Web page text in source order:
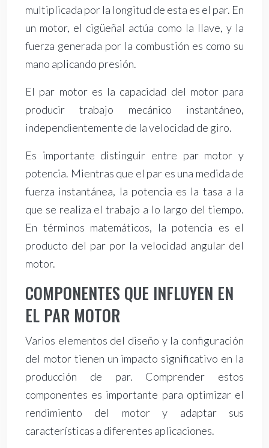
multiplicada por la longitud de esta es el par. En
un motor, el cigüeñal actúa como la llave, y la
fuerza generada por la combustión es como su
mano aplicando presión.
El par motor es la capacidad del motor para
producir trabajo mecánico instantáneo,
independientemente de la velocidad de giro.
Es importante distinguir entre par motor y
potencia. Mientras que el par es una medida de
fuerza instantánea, la potencia es la tasa a la
que se realiza el trabajo a lo largo del tiempo.
En términos matemáticos, la potencia es el
producto del par por la velocidad angular del
motor.
COMPONENTES QUE INFLUYEN EN
EL PAR MOTOR
Varios elementos del diseño y la configuración
del motor tienen un impacto significativo en la
producción de par. Comprender estos
componentes es importante para optimizar el
rendimiento del motor y adaptar sus
características a diferentes aplicaciones.